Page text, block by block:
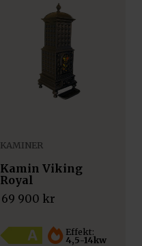
Effekt:
4,5-14kw
KAMINER
Kamin Viking
Royal
69 900 kr